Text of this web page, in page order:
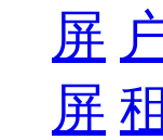
屏
屏